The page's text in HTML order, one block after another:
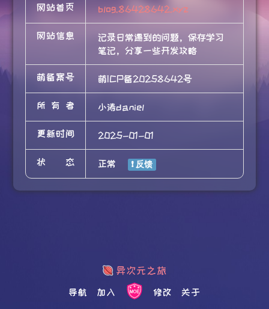
网站首页 blog.86428642.xyz
网站信息
记录日常遇到的问题，保存学习
笔记，分享一些开发攻略
萌备案号 萌ICP备20258642号
所有者 小涛daniel
更新时间 2025-01-01
状态 正常
导航 加入 修改 关于